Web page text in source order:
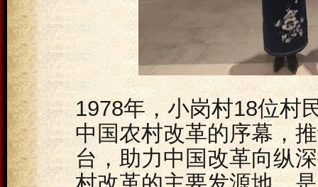
1978年，小岗村18位村
中国农村改革的序幕，
台，助力中国改革向纵